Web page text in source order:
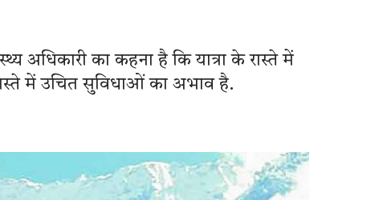
अधिकारी का कहना है कि यात्रा के रास्ते में
में उचित सुविधाओं का अभाव है.